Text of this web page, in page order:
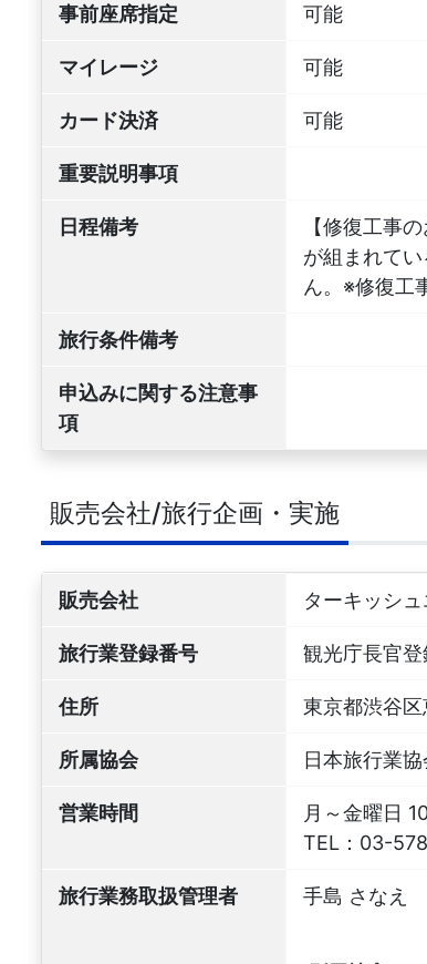
事前座席指定 可能
マイレージ 可能
カード決済 可能
重要説明事項
日程備考
【修復工事
が組まれて
ん。※修復工
旅行条件備考
申込みに関する注意事
項
販売会社/旅行企画・実施
販売会社 ターキッシ
旅行業登録番号 観光庁長官
住所 東京都渋谷
所属協会 日本旅行業
営業時間
月～金曜日
TEL： 03-
旅行業務取扱管理者 手島 さなえ